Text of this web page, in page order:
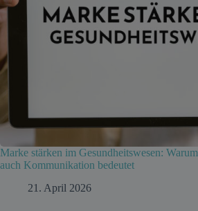
Marke stärken im Gesundheitswesen:
auch Kommunikation bedeutet
21. April 2026